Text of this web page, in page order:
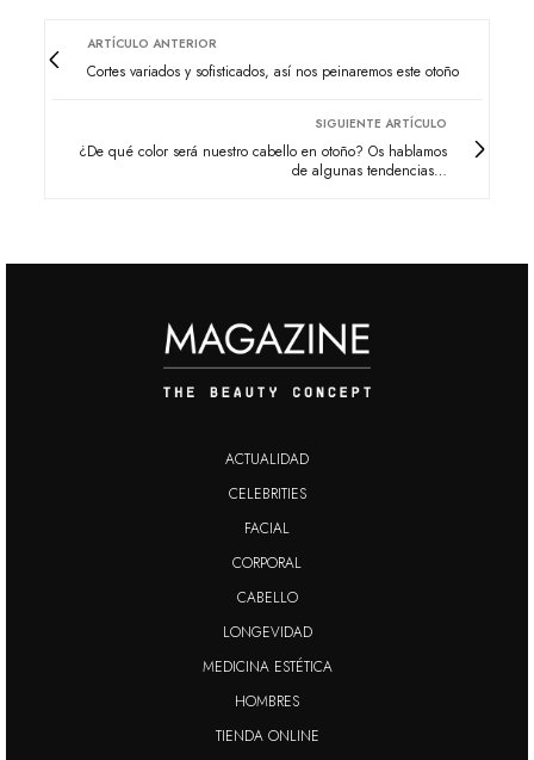
ARTÍCULO ANTERIOR
Cortes variados y sofisticados, así nos peinaremos este otoño
SIGUIENTE ARTÍCULO
¿De qué color será nuestro cabello en otoño? Os hablamos
de algunas tendencias…
ACTUALIDAD
CELEBRITIES
FACIAL
CORPORAL
CABELLO
LONGEVIDAD
MEDICINA ESTÉTICA
HOMBRES
TIENDA ONLINE